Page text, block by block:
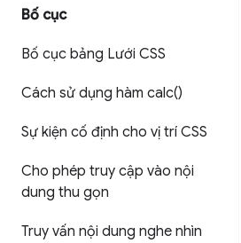
Bố cục
Bố cục bảng Lưới CSS
Cách sử dụng hàm calc()
Sự kiện cố định cho vị trí CSS
Cho phép truy cập vào nội
dung thu gọn
Truy vấn nội dung nghe nhìn